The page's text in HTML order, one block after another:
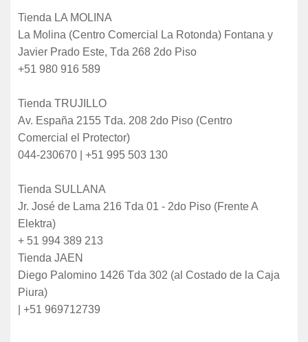
Tienda LA MOLINA
La Molina (Centro Comercial La Rotonda) Fontana y
Javier Prado Este, Tda 268 2do Piso
+51 980 916 589
Tienda TRUJILLO
Av. España 2155 Tda. 208 2do Piso (Centro
Comercial el Protector)
044-230670 | +51 995 503 130
Tienda SULLANA
Jr. José de Lama 216 Tda 01 - 2do Piso (Frente A
Elektra)
+ 51 994 389 213
Tienda JAEN
Diego Palomino 1426 Tda 302 (al Costado de la Caja
Piura)
| +51 969712739